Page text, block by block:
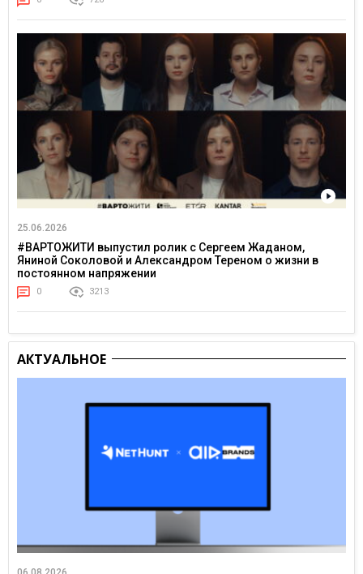
25.06.2026
#ВАРТОЖИТИ выпустил ролик с Сергеем Жаданом,
Яниной Соколовой и Александром Тереном о жизни в
постоянном напряжении
0 3213
АКТУАЛЬНОЕ